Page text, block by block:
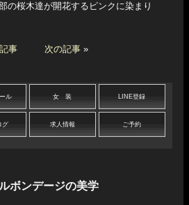
の桜木達が開花するピンクに染まり
事 次の記事»
ル 女 装 LINE登録
グ 求人情報 ご予約
ボンデージの美学